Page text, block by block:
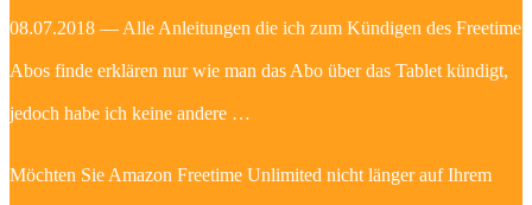
08.07.2018 — Alle Anleitungen die ich zum Kündigen des Freetime
Abos finde erklären nur wie man das Abo über das Tablet kündigt,
jedoch habe ich keine andere …
Möchten Sie Amazon Freetime Unlimited nicht länger auf Ihrem